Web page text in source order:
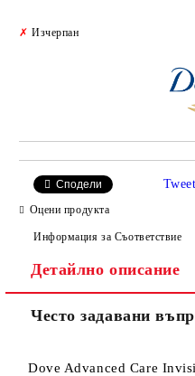
✗ Изчерпан
Сподели Tweet
Оцени продукта
Информация за Съответствие
Детайлно описание
Често задавани
Dove Advanced Care